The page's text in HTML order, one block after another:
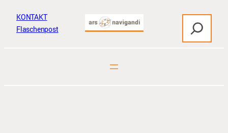
Zum
Inhalt
KONTAKT
Flaschenpost
c